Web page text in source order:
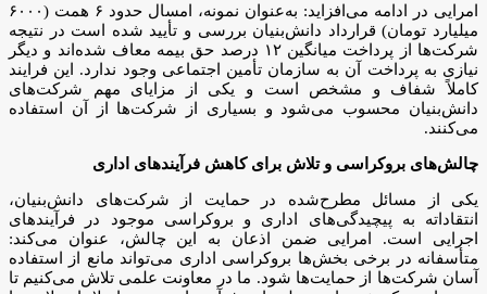
امرایی در ادامه می‌افزاید: به‌عنوان نمونه، امسال حدود ۶ همت (۶۰۰۰
میلیارد تومان) قرارداد دانش‌بنیان بررسی و تأیید شده است در نتیجه
شرکت‌ها از پرداخت میانگین ۱۲ درصد حق بیمه معاف شده‌اند و دیگر
نیازی به پرداخت آن به سازمان تأمین اجتماعی وجود ندارد. این فرایند
کاملاً شفاف و مشخص است و یکی از مزایای مهم شرکت‌های
دانش‌بنیان محسوب می‌شود و بسیاری از شرکت‌ها از آن استفاده
می‌کنند.
چالش‌های بروکراسی و تلاش برای کاهش فرآیند‌های اداری
یکی از مسائل مطرح‌شده در حمایت از شرکت‌های دانش‌بنیان،
انتقاداته به پیچیدگی‌های اداری و بروکراسی موجود در فرآیند‌های
اجرایی است. امرایی ضمن اذعان به این چالش، عنوان می‌کند:
متأسفانه در برخی بخش‌ها بروکراسی اداری می‌تواند مانع از استفاده
آسان شرکت‌ها از حمایت‌ها شود. ما در معاونت علمی تلاش می‌کنیم تا